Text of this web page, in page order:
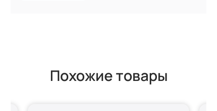
Похожие товары